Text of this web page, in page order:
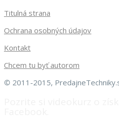
Titulná strana
Ochrana osobných údajov
Kontakt
Chcem tu byť autorom
© 2011-2015,